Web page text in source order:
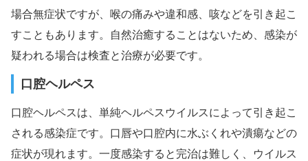
場合無症状ですが、喉の痛みや違和感、咳などを引き起こ
すこともあります。自然治癒することはないため、感染が
疑われる場合は検査と治療が必要です。
口腔ヘルペス
口腔ヘルペスは、単純ヘルペスウイルスによって引き起こ
される感染症です。口唇や口腔内に水ぶくれや潰瘍などの
症状が現れます。一度感染すると完治は難しく、ウイルス